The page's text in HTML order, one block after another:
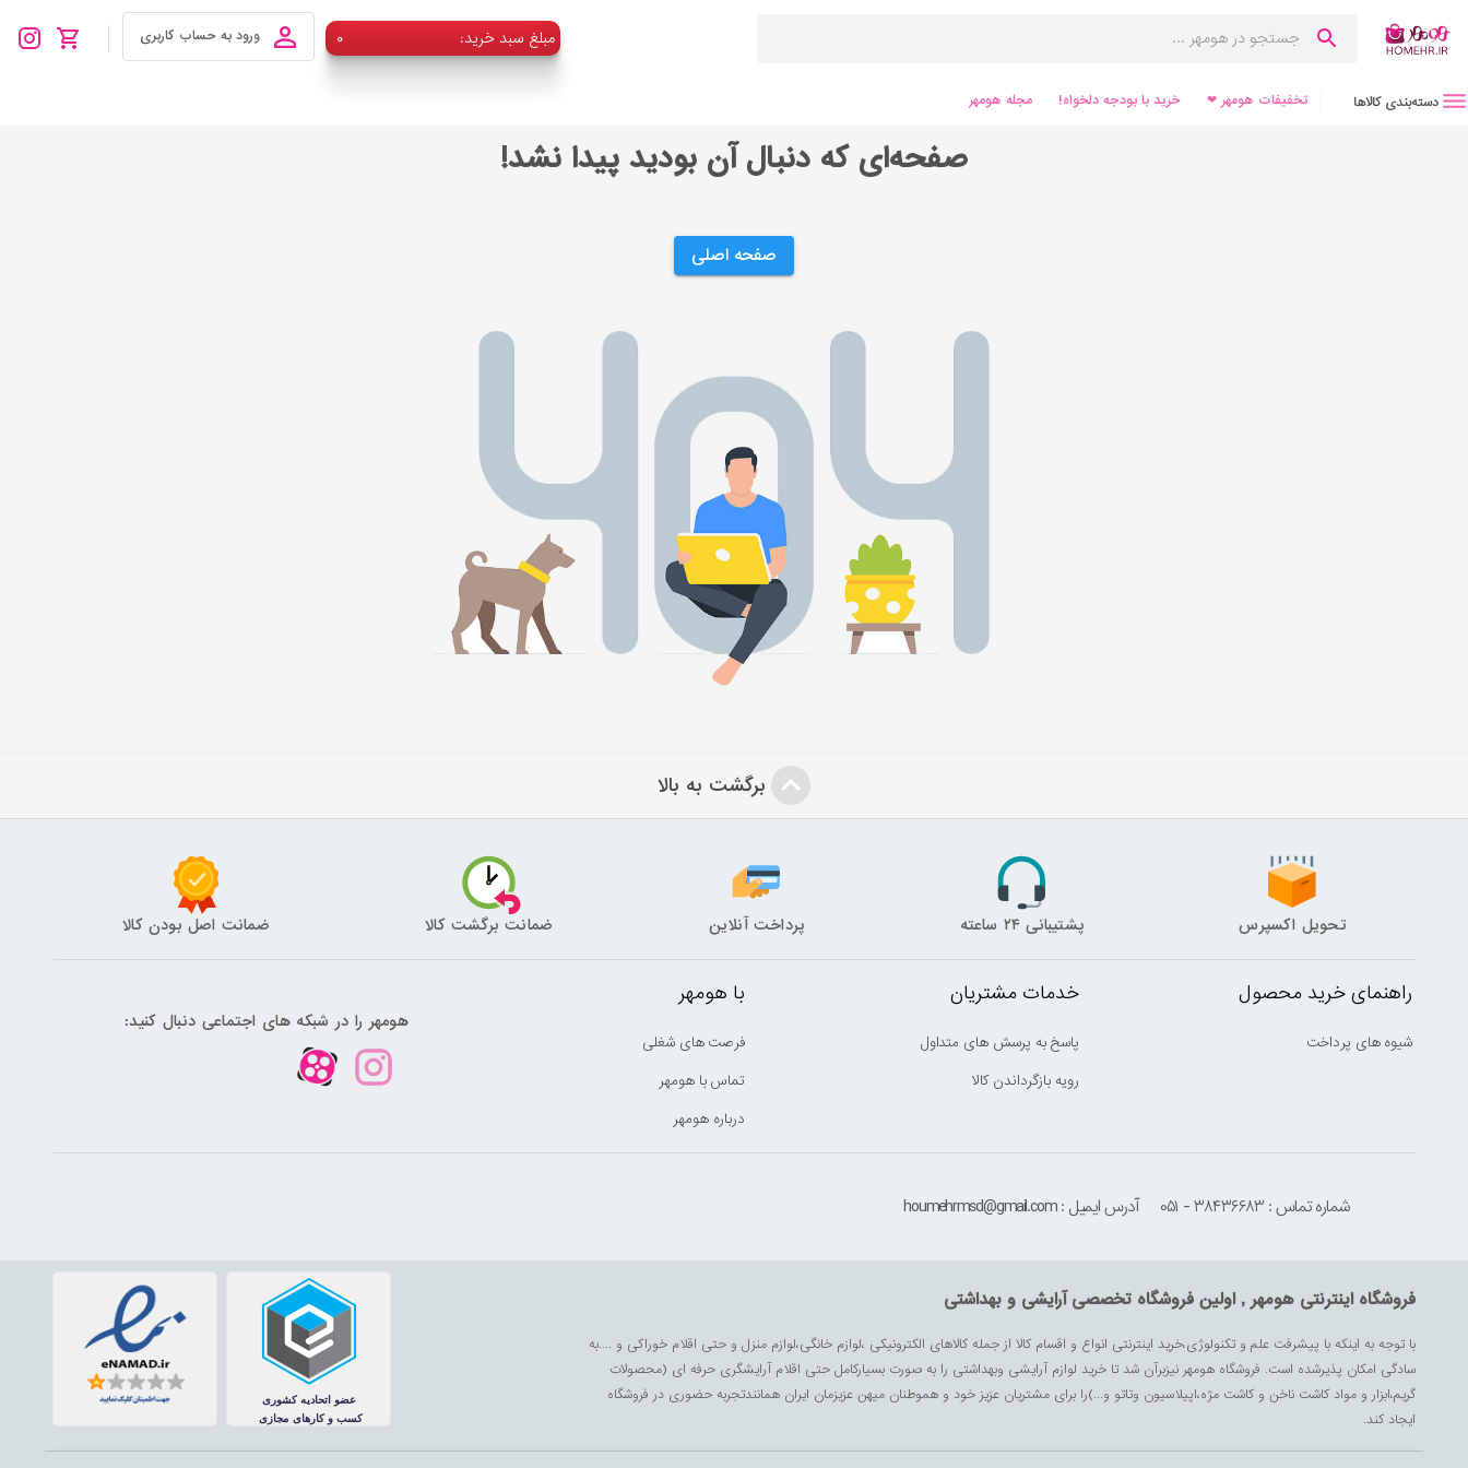
۰ :مبلغ سبد خرید ورود به حساب کاربری
دسته‌بندی کالاها تخفیفات هومهر ❤ خرید با بودجه دلخواه! مجله هومهر
صفحه‌ای که دنبال آن بودید پیدا نشد!
صفحه اصلی
برگشت به بالا
تحویل اکسپرس پشتیبانی ۲۴ ساعته پرداخت آنلاین ضمانت برگشت کالا ضمانت اصل بودن کالا
راهنمای خرید محصول
شیوه های پرداخت
خدمات مشتریان
پاسخ به پرسش های متداول
رویه بازگرداندن کالا
با هومهر
فرصت های شغلی
تماس با هومهر
درباره هومهر
هومهر را در شبکه های اجتماعی دنبال کنید:
شماره تماس : ۳۸۴۳۶۶۸۳ - ۰۵۱ آدرس ایمیل : houmehrmsd@gmail.com
فروشگاه اینترنتی هومهر , اولین فروشگاه تخصصی آرایشی و بهداشتی
با توجه به اینکه با پیشرفت علم و تکنولوژی،خرید اینترنتی انواع و اقسام کالا از جمله کالاهای الکترونیکی ،لوازم خانگی،لوازم منزل و حتی اقلام خوراکی و ....به
سادگی امکان پذیرشده است. فروشگاه هومهر نیزبرآن شد تا خرید لوازم آرایشی وبهداشتی را به صورت بسیارکامل حتی اقلام آرایشگری حرفه ای (محصولات
گریم،ابزار و مواد کاشت ناخن و کاشت مژه،اپیلاسیون وتاتو و...)را برای مشتریان عزیز خود و هموطنان میهن عزیزمان ایران همانندتجربه حضوری در فروشگاه
ایجاد کند.